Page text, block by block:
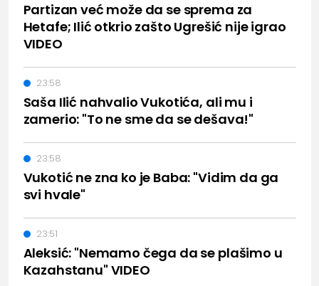
Partizan već može da se sprema za
Hetafe; Ilić otkrio zašto Ugrešić nije igrao
VIDEO
Saša Ilić nahvalio Vukotića, ali mu i
zamerio: "To ne sme da se dešava!"
23:58
Vukotić ne zna ko je Baba: "Vidim da ga
svi hvale"
23:58
Aleksić: "Nemamo čega da se plašimo u
Kazahstanu" VIDEO
23:51